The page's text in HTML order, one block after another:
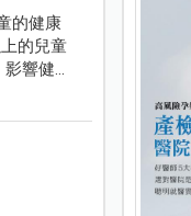
的健康
的兒童
影響健